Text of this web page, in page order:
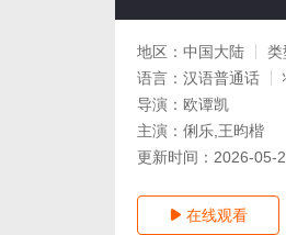
地区： 中国大陆
类
语言： 汉语普通话
导演： 欧谭凯
主演： 俐乐,王昀楷
更新时间： 2026-05-
 在线观看